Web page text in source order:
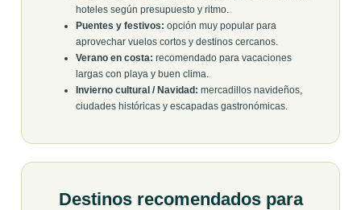
hoteles según presupuesto y ritmo.
Puentes y festivos: opción muy popular para
aprovechar vuelos cortos y destinos cercanos.
Verano en costa: recomendado para vacaciones
largas con playa y buen clima.
Invierno cultural / Navidad: mercadillos navideños,
ciudades históricas y escapadas gastronómicas.
Destinos recomendados para